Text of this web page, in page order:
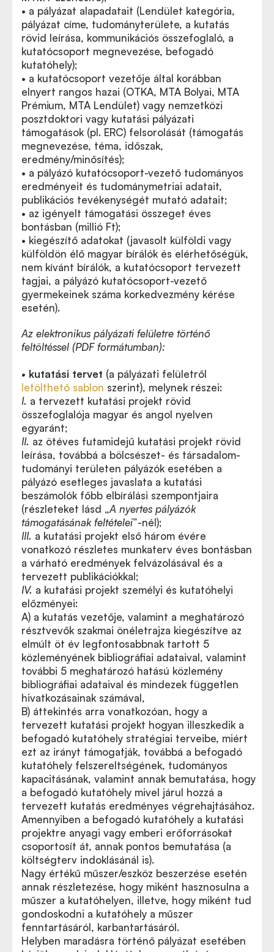
• a pályázat alapadatait (Lendület kategória,
pályázat címe, tudományterülete, a kutatás
rövid leírása, kommunikációs összefoglaló, a
kutatócsoport megnevezése, befogadó
kutatóhely);
• a kutatócsoport vezetője által korábban
elnyert rangos hazai (OTKA, MTA Bolyai, MTA
Prémium, MTA Lendület) vagy nemzetközi
posztdoktori vagy kutatási pályázati
támogatások (pl. ERC) felsorolását (támogatás
megnevezése, téma, időszak,
eredmény/minősítés);
• a pályázó kutatócsoport-vezető tudományos
eredményeit és tudománymetriai adatait,
publikációs tevékenységét mutató adatait;
• az igényelt támogatási összeget éves
bontásban (millió Ft);
• kiegészítő adatokat (javasolt külföldi vagy
külföldön élő magyar bírálók és elérhetőségük,
nem kívánt bírálók, a kutatócsoport tervezett
tagjai, a pályázó kutatócsoport-vezető
gyermekeinek száma korkedvezmény kérése
esetén).
Az elektronikus pályázati felületre történő
feltöltéssel (PDF formátumban):
• kutatási tervet (a pályázati felületről
letölthető sablon szerint), melynek részei:
I. a tervezett kutatási projekt rövid
összefoglalója magyar és angol nyelven
egyaránt;
II. az ötéves futamidejű kutatási projekt rövid
leírása, továbbá a bölcsészet- és társadalom-
tudományi területen pályázók esetében a
pályázó esetleges javaslata a kutatási
beszámolók főbb elbírálási szempontjaira
(részleteket lásd „A nyertes pályázók
támogatásának feltételei”-nél);
III. a kutatási projekt első három évére
vonatkozó részletes munkaterv éves bontásban
a várható eredmények felvázolásával és a
tervezett publikációkkal;
IV. a kutatási projekt személyi és kutatóhelyi
előzményei:
A) a kutatás vezetője, valamint a meghatározó
résztvevők szakmai önéletrajza kiegészítve az
elmúlt öt év legfontosabbnak tartott 5
közleményének bibliográfiai adataival, valamint
további 5 meghatározó hatású közlemény
bibliográfiai adataival és mindezek független
hivatkozásainak számával,
B) áttekintés arra vonatkozóan, hogy a
tervezett kutatási projekt hogyan illeszkedik a
befogadó kutatóhely stratégiai terveibe, miért
ezt az irányt támogatják, továbbá a befogadó
kutatóhely felszereltségének, tudományos
kapacitásának, valamint annak bemutatása, hogy
a befogadó kutatóhely mivel járul hozzá a
tervezett kutatás eredményes végrehajtásához.
Amennyiben a befogadó kutatóhely a kutatási
projektre anyagi vagy emberi erőforrásokat
csoportosít át, annak pontos bemutatása (a
költségterv indoklásánál is).
Nagy értékű műszer/eszköz beszerzése esetén
annak részletezése, hogy miként hasznosulna a
műszer a kutatóhelyen, illetve, hogy miként tud
gondoskodni a kutatóhely a műszer
fenntartásáról, karbantartásáról.
Helyben maradásra történő pályázat esetében